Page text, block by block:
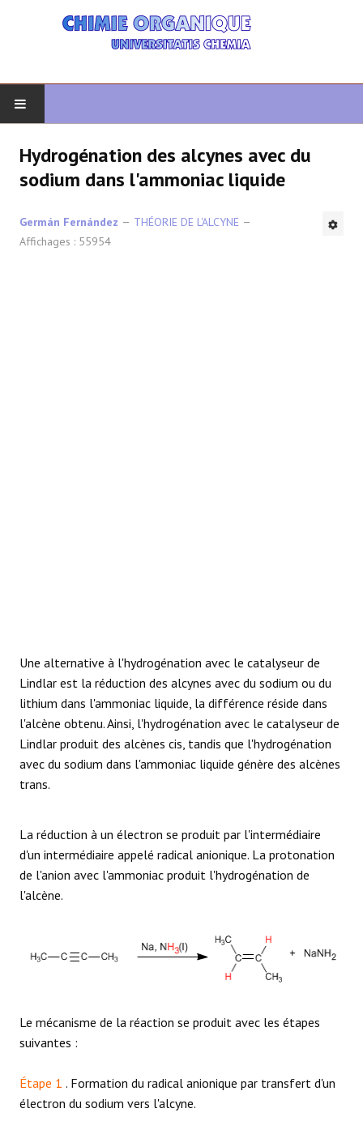
CHIMIE ORGANIQUE
ORGANIQUE AVANCÉ
Hydrogénation des alcynes avec du
sodium dans l'ammoniac liquide
Germán Fernández
THÉORIE DE L'ALCYNE
Affichages : 55954
Une alternative à l'hydrogénation avec le catalyseur de
Lindlar est la réduction des alcynes avec du sodium ou du
lithium dans l'ammoniac liquide, la différence réside dans
l'alcène obtenu. Ainsi, l'hydrogénation avec le catalyseur de
Lindlar produit des alcènes cis, tandis que l'hydrogénation
avec du sodium dans l'ammoniac liquide génère des alcènes
trans.
La réduction à un électron se produit par l'intermédiaire
d'un intermédiaire appelé radical anionique. La protonation
de l'anion avec l'ammoniac produit l'hydrogénation de
l'alcène.
Le mécanisme de la réaction se produit avec les étapes
suivantes :
Étape 1 . Formation du radical anionique par transfert d'un
électron du sodium vers l'alcyne.